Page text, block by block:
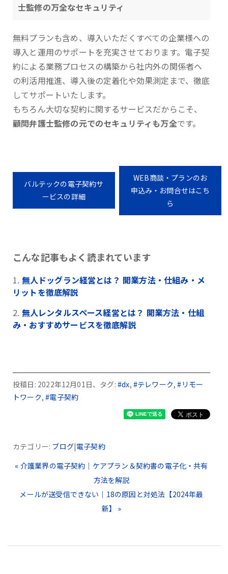
士監修の万全なセキュリティ
無料プランも含め、導入いただくすべての企業様への
導入と運用のサポートを充実させております。電子契
約による業務プロセスの構築から社内外の関係者へ
の利活用推進、導入後の定着化や効果測定まで、徹底
してサポートいたします。
もちろん大切な契約に関するサービスだからこそ、
顧問弁護士監修の元でのセキュリティも万全です。
バルテックの電子契約サ
ービスの詳細
WEB商談・プランのお
申込み・お問合せはこち
ら
こんな記事もよく読まれています
無人ドッグラン経営とは？ 開業方法・仕組み・メ
リットを徹底解説
無人レンタルスペース経営とは？ 開業方法・仕組
み・おすすめサービスを徹底解説
投稿日: 2022年12月01日、タグ: #dx, #テレワーク,#リモー
トワーク,#電子契約
カテゴリー: ブログ|電子契約
« 介護業界の電子契約｜ケアプラン＆契約書の電子化・共有
方法を解説
メールが送受信できない｜18の原因と対処法【2024年最
新】 »